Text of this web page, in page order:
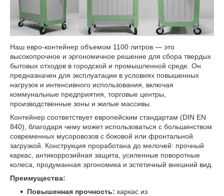
Наш евро-контейнер объемом 1100 литров — это
высокопрочное и эргономичное решение для сбора твердых
бытовых отходов в городской и промышленной среде. Он
предназначен для эксплуатации в условиях повышенных
нагрузок и интенсивного использования, включая
коммунальные предприятия, торговые центры,
производственные зоны и жилые массивы.
Контейнер соответствует европейским стандартам (DIN EN
840), благодаря чему может использоваться с большинством
современных мусоровозов с боковой или фронтальной
загрузкой. Конструкция проработана до мелочей: прочный
каркас, антикоррозийная защита, усиленные поворотные
колеса, продуманная эргономика и эстетичный внешний вид.
Преимущества:
Повышенная прочность: каркас из